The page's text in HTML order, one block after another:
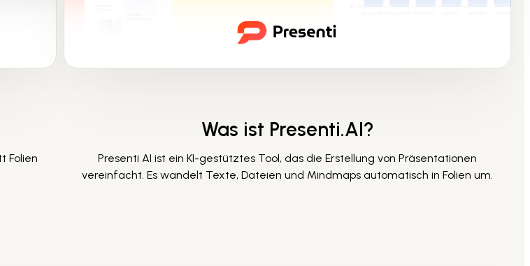
Folien
Was ist Presenti.AI?
Presenti AI ist ein KI-gestütztes Tool, das die Erstellung von Präsentationen
vereinfacht. Es wandelt Texte, Dateien und Mindmaps automatisch in Folien um.